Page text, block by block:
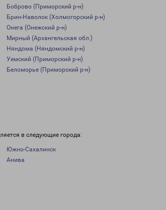
Боброво (Приморский р-н)
Брин-Наволок (Холмогорский р-н)
Онега (Онежский р-н)
Мирный (Архангельская обл.)
Няндома (Няндомский р-н)
Уемский (Приморский р-н)
Беломорье (Приморский р-н)
в следующие города:
Южно-Сахалинск
Анива